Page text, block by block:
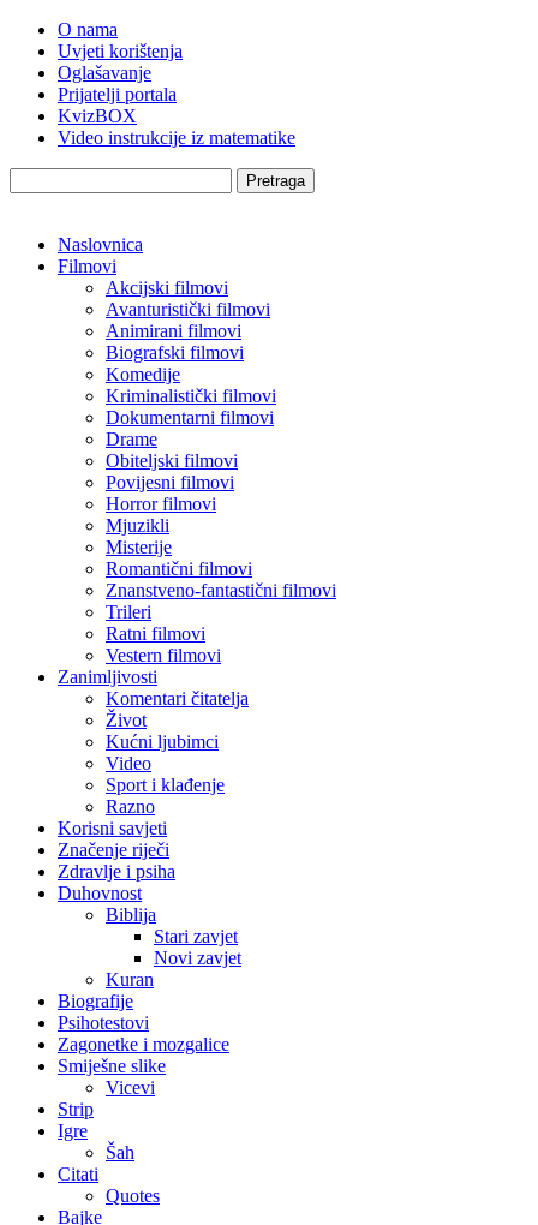
O nama
Uvjeti korištenja
Oglašavanje
Prijatelji portala
KvizBOX
Video instrukcije iz matematike
Pretraga
Naslovnica
Filmovi
Akcijski filmovi
Avanturistički filmovi
Animirani filmovi
Biografski filmovi
Komedije
Kriminalistički filmovi
Dokumentarni filmovi
Drame
Obiteljski filmovi
Povijesni filmovi
Horror filmovi
Mjuzikli
Misterije
Romantični filmovi
Znanstveno-fantastični filmovi
Trileri
Ratni filmovi
Vestern filmovi
Zanimljivosti
Komentari čitatelja
Život
Kućni ljubimci
Video
Sport i klađenje
Razno
Korisni savjeti
Značenje riječi
Zdravlje i psiha
Duhovnost
Biblija
Stari zavjet
Novi zavjet
Kuran
Biografije
Psihotestovi
Zagonetke i mozgalice
Smiješne slike
Vicevi
Strip
Igre
Šah
Citati
Quotes
Bajke